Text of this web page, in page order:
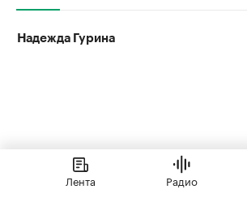
Надежда Гурина
Лента Радио